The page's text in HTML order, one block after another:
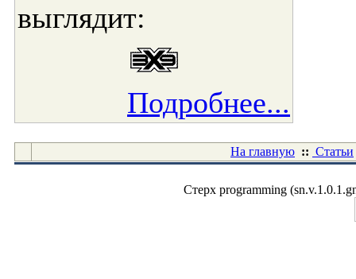
выглядит:
Подробнее...
На главную :: Статьи
Стерх programming